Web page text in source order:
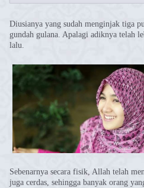
Diusianya yang sudah menginjak tiga
gundah gulana. Apalagi adiknya telah
lalu.
Sebenarnya secara fisik, Allah telah
juga cerdas, sehingga banyak orang